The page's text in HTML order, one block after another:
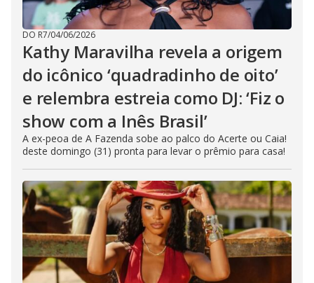
DO R7/04/06/2026
Kathy Maravilha revela a origem
do icônico ‘quadradinho de oito’
e relembra estreia como DJ: ‘Fiz o
show com a Inês Brasil’
A ex-peoa de A Fazenda sobe ao palco do Acerte ou Caia!
deste domingo (31) pronta para levar o prêmio para casa!